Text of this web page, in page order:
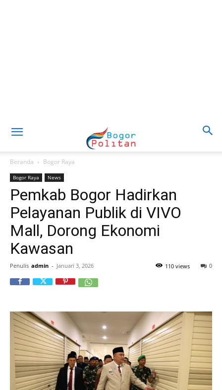
Beranda Bogor Raya
Bogor Raya News
Pemkab Bogor Hadirkan
Pelayanan Publik di VIVO
Mall, Dorong Ekonomi
Kawasan
Penulis admin - Januari 3, 2026 0
110 views